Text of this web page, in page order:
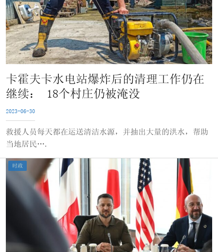
卡霍夫卡水电站爆炸后的清理工作仍在
继续： 18个村庄仍被淹没
2023-06-30
救援人员每天都在运送清洁水源，并抽出大量的洪水，帮助
当地居民….
时政